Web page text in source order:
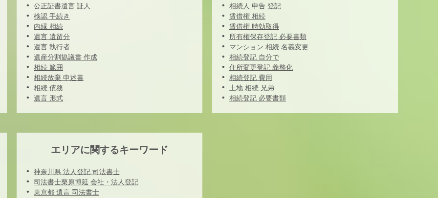
公正証書遺言 証人
検認 手続き
内縁 相続
遺言 遺留分
遺言 執行者
遺産分割協議書 作成
相続 範囲
相続放棄 申述書
相続 債務
遺言 形式
相続人 申告 登記
賃借権 相続
賃借権 時効取得
所有権保存登記 必要書類
マンション 相続 名義変更
相続登記 自分で
住所変更登記 義務化
相続登記 費用
土地 相続 兄弟
相続登記 必要書類
エリアに関するキーワード
神奈川県 法人登記 司法書士
司法書士栗原博延 会社・法人登記
東京都 遺言 司法書士